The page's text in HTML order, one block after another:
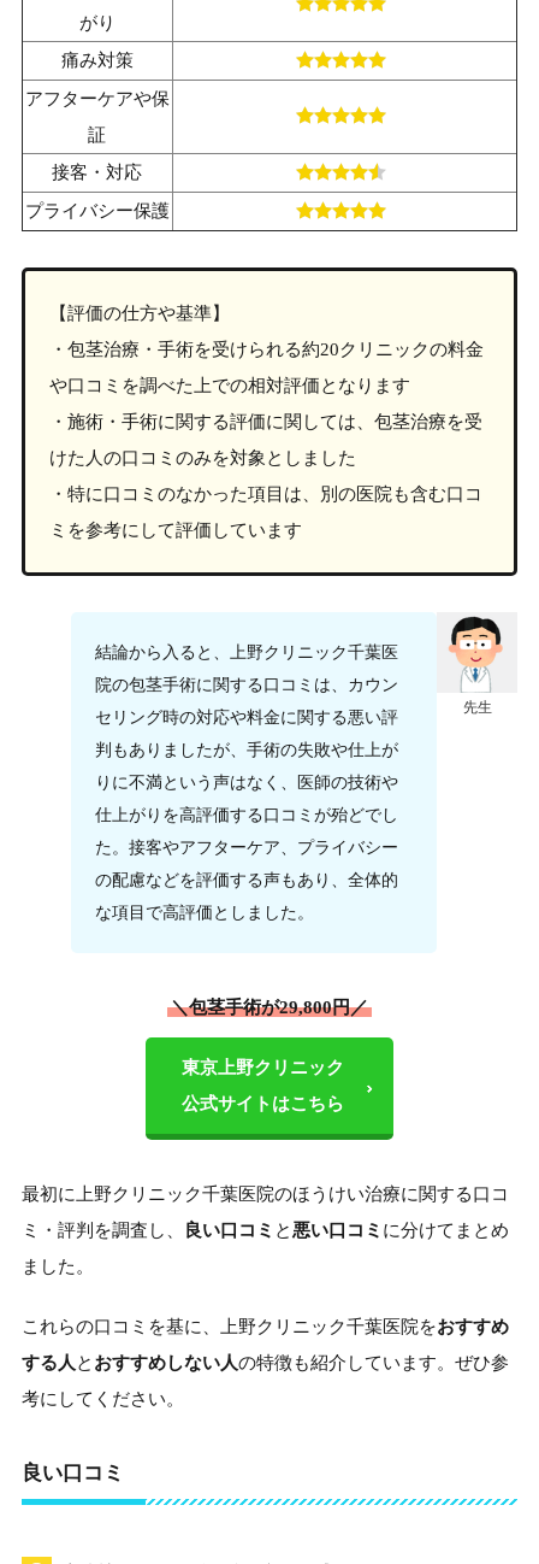
がり
痛み対策
アフターケアや保
証
接客・対応
プライバシー保護
【評価の仕方や基準】
・包茎治療・手術を受けられる約20クリニックの料金
や口コミを調べた上での相対評価となります
・施術・手術に関する評価に関しては、包茎治療を受
けた人の口コミのみを対象としました
・特に口コミのなかった項目は、別の医院も含む口コ
ミを参考にして評価しています
先生
結論から入ると、上野クリニック千葉医
院の包茎手術に関する口コミは、カウン
セリング時の対応や料金に関する悪い評
判もありましたが、手術の失敗や仕上が
りに不満という声はなく、医師の技術や
仕上がりを高評価する口コミが殆どでし
た。接客やアフターケア、プライバシー
の配慮などを評価する声もあり、全体的
な項目で高評価としました。
＼包茎手術が29,800円／
東京上野クリニック
公式サイトはこちら
最初に上野クリニック千葉医院のほうけい治療に関する口コ
ミ・評判を調査し、
良い口コミ と 悪い口コミ に分けてまとめ
ました。
これらの口コミを基に、上野クリニック千葉医院をおすすめ
する人 と おすすめしない人の特徴も紹介しています。ぜひ参
考にしてください。
良い口コミ